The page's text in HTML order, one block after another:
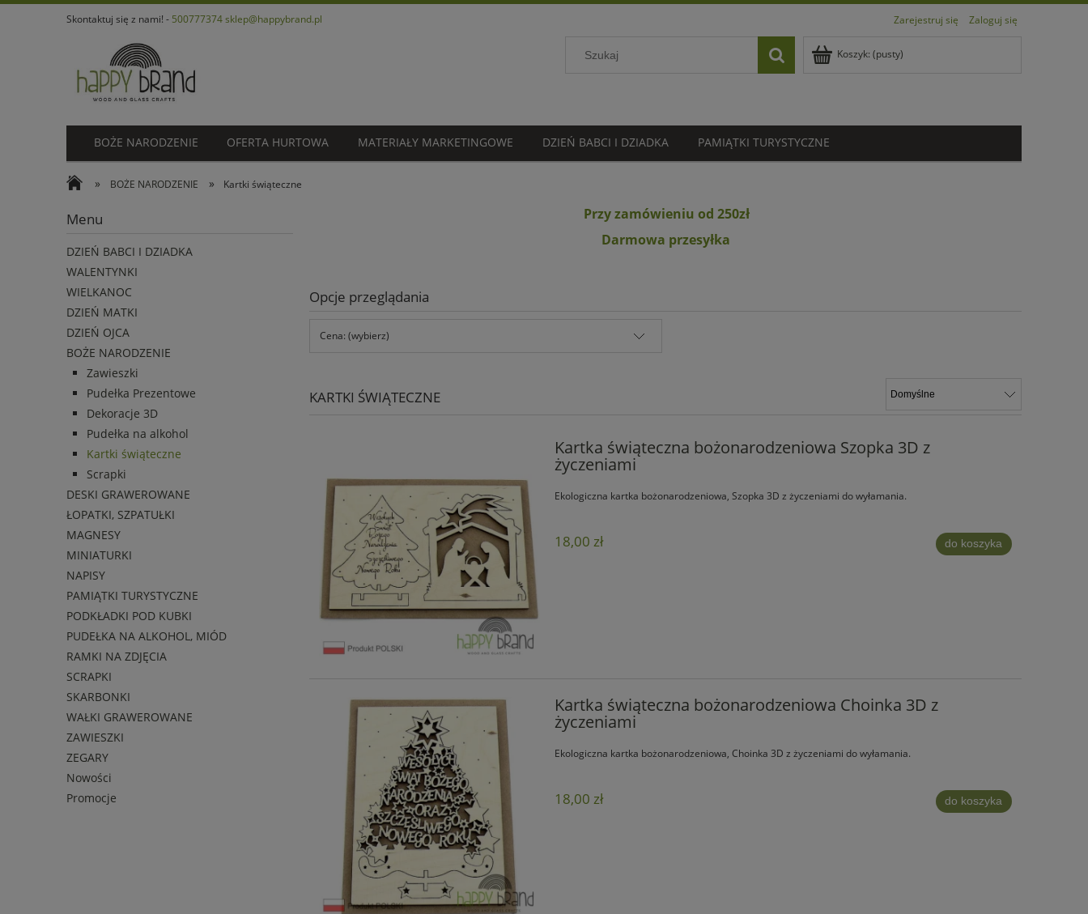
Skontaktuj się z nami! - 500777374sklep@happybrand.pl Zarejestruj się Zaloguj się
Koszyk: (pusty)
BOŻE NARODZENIE OFERTA HURTOWA MATERIAŁY MARKETINGOWE DZIEŃ BABCI I DZIADKA PAMIĄTKI TURYSTYCZNE
» BOŻE NARODZENIE » Kartki świąteczne
Menu
DZIEŃ BABCI I DZIADKA
WALENTYNKI
WIELKANOC
DZIEŃ MATKI
DZIEŃ OJCA
BOŻE NARODZENIE
Zawieszki
Pudełka Prezentowe
Dekoracje 3D
Pudełka na alkohol
Kartki świąteczne
Scrapki
DESKI GRAWEROWANE
ŁOPATKI, SZPATUŁKI
MAGNESY
MINIATURKI
NAPISY
PAMIĄTKI TURYSTYCZNE
PODKŁADKI POD KUBKI
PUDEŁKA NA ALKOHOL, MIÓD
RAMKI NA ZDJĘCIA
SCRAPKI
SKARBONKI
WAŁKI GRAWEROWANE
ZAWIESZKI
ZEGARY
Nowości
Promocje
Przy zamówieniu od 250zł
Darmowa przesyłka
Opcje przeglądania
Cena: (wybierz)
KARTKI ŚWIĄTECZNE
Kartka świąteczna bożonarodzeniowa Szopka 3D z
życzeniami
Ekologiczna kartka bożonarodzeniowa, Szopka 3D z życzeniami do wyłamania.
18,00 zł do koszyka
Kartka świąteczna bożonarodzeniowa Choinka 3D z
życzeniami
Ekologiczna kartka bożonarodzeniowa, Choinka 3D z życzeniami do wyłamania.
18,00 zł do koszyka